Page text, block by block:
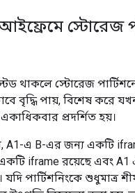
স্টোরেজ
থাকলে স্টোরেজ
বৃদ্ধি পায়, বিশেষ করে
প্রদর্শিত হয়।
A1-এ B-এর জন্য একটি
iframe রয়েছে এবং
যদি পার্টিশনিংকে শুধুমাত্র